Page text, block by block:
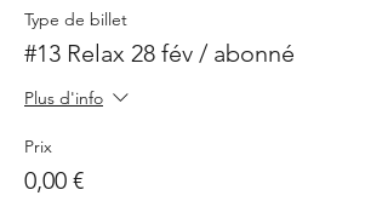
Type de billet
#13 Relax 28 fév / abonné
Plus d'info
Prix
0,00 €